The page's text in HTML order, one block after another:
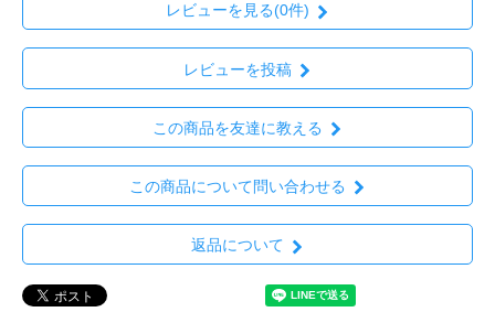
レビューを見る(0件)
レビューを投稿
この商品を友達に教える
この商品について問い合わせる
返品について